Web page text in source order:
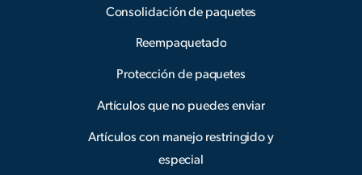
Consolidación de paquetes
Reempaquetado
Protección de paquetes
Artículos que no puedes enviar
Artículos con manejo restringido y
especial